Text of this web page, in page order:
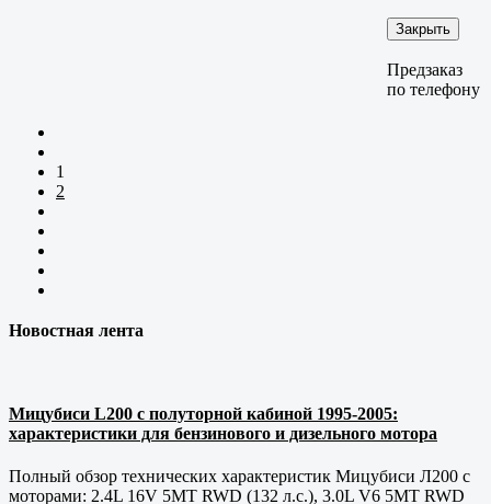
Закрыть
Предзаказ
по телефону
1
2
Новостная лента
Мицубиси L200 с полуторной кабиной 1995-2005:
характеристики для бензинового и дизельного мотора
Полный обзор технических характеристик Мицубиси Л200 с
моторами: 2.4L 16V 5MT RWD (132 л.с.), 3.0L V6 5MT RWD